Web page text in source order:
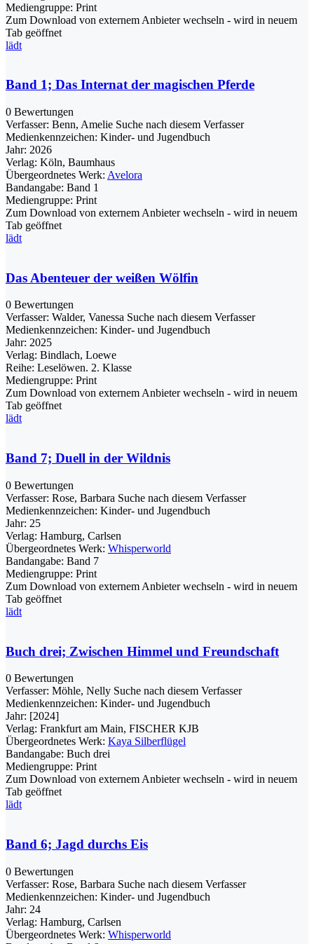
Mediengruppe: Print
Zum Download von externem Anbieter wechseln - wird in neuem
Tab geöffnet
lädt
Band 1; Das Internat der magischen Pferde
0 Bewertungen
Verfasser: Benn, Amelie Suche nach diesem Verfasser
Medienkennzeichen: Kinder- und Jugendbuch
Jahr: 2026
Verlag: Köln, Baumhaus
Übergeordnetes Werk: Avelora
Bandangabe: Band 1
Mediengruppe: Print
Zum Download von externem Anbieter wechseln - wird in neuem
Tab geöffnet
lädt
Das Abenteuer der weißen Wölfin
0 Bewertungen
Verfasser: Walder, Vanessa Suche nach diesem Verfasser
Medienkennzeichen: Kinder- und Jugendbuch
Jahr: 2025
Verlag: Bindlach, Loewe
Reihe: Leselöwen. 2. Klasse
Mediengruppe: Print
Zum Download von externem Anbieter wechseln - wird in neuem
Tab geöffnet
lädt
Band 7; Duell in der Wildnis
0 Bewertungen
Verfasser: Rose, Barbara Suche nach diesem Verfasser
Medienkennzeichen: Kinder- und Jugendbuch
Jahr: 25
Verlag: Hamburg, Carlsen
Übergeordnetes Werk: Whisperworld
Bandangabe: Band 7
Mediengruppe: Print
Zum Download von externem Anbieter wechseln - wird in neuem
Tab geöffnet
lädt
Buch drei; Zwischen Himmel und Freundschaft
0 Bewertungen
Verfasser: Möhle, Nelly Suche nach diesem Verfasser
Medienkennzeichen: Kinder- und Jugendbuch
Jahr: [2024]
Verlag: Frankfurt am Main, FISCHER KJB
Übergeordnetes Werk: Kaya Silberflügel
Bandangabe: Buch drei
Mediengruppe: Print
Zum Download von externem Anbieter wechseln - wird in neuem
Tab geöffnet
lädt
Band 6; Jagd durchs Eis
0 Bewertungen
Verfasser: Rose, Barbara Suche nach diesem Verfasser
Medienkennzeichen: Kinder- und Jugendbuch
Jahr: 24
Verlag: Hamburg, Carlsen
Übergeordnetes Werk: Whisperworld